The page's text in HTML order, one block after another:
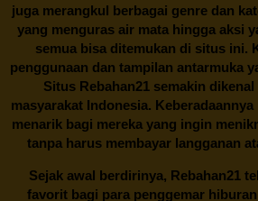
juga merangkul berbagai genre dan
yang menguras air mata hingga aksi
semua bisa ditemukan di situs ini.
penggunaan dan tampilan antarmuka
Situs Rebahan21semakin dikenal
masyarakat Indonesia.
menarik bagi mereka yang ingin
tanpa harus membayar langganan
Sejak awal berdirinya, Rebahan21
favorit bagi para penggemar